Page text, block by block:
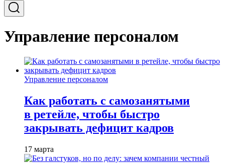
Управление персоналом
Управление персоналом
Как работать с самозанятыми
в ретейле, чтобы быстро
закрывать дефицит кадров
17 марта